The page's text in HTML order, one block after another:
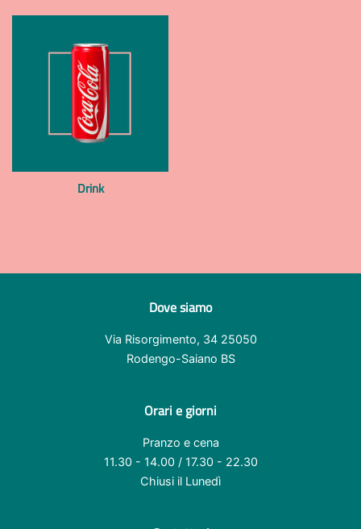
Drink
Dove siamo
Via Risorgimento, 34 25050
Rodengo-Saiano BS
Orari e giorni
Pranzo e cena
11.30 - 14.00 / 17.30 - 22.30
Chiusi il Lunedì